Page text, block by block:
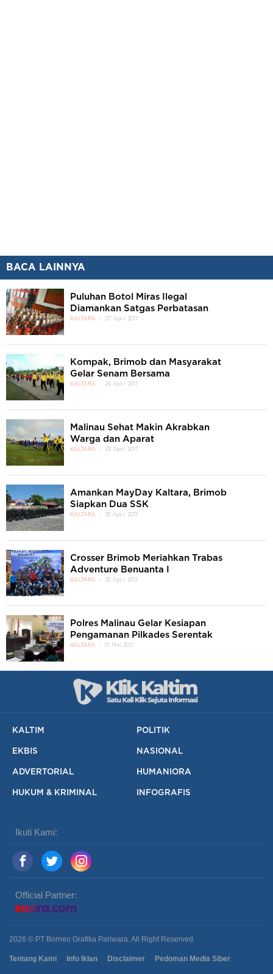
BACA LAINNYA
Puluhan Botol Miras Ilegal
Diamankan Satgas Perbatasan
KALTARA 27 April 2017
Kompak, Brimob dan Masyarakat
Gelar Senam Bersama
KALTARA 29 April 2017
Malinau Sehat Makin Akrabkan
Warga dan Aparat
KALTARA 29 April 2017
Amankan MayDay Kaltara, Brimob
Siapkan Dua SSK
KALTARA 30 April 2017
Crosser Brimob Meriahkan Trabas
Adventure Benuanta I
KALTARA 30 April 2017
Polres Malinau Gelar Kesiapan
Pengamanan Pilkades Serentak
KALTARA 01 Mei 2017
KALTIM POLITIK
EKBIS NASIONAL
ADVERTORIAL HUMANIORA
HUKUM & KRIMINAL INFOGRAFIS
Ikuti Kami:
Official Partner:
2026 © PT Borneo Grafika Pariwara. All Right Reserved.
Tentang Kami Info Iklan Disclaimer Pedoman Media Siber